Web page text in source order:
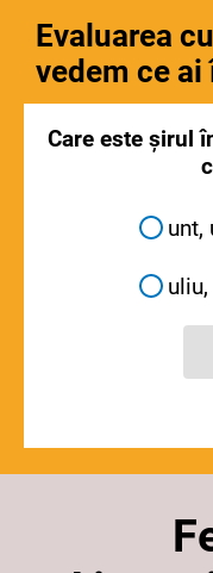
Evaluarea
vedem ce ai
Care este șirul
unt,